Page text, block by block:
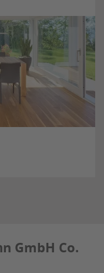
GmbH Co.